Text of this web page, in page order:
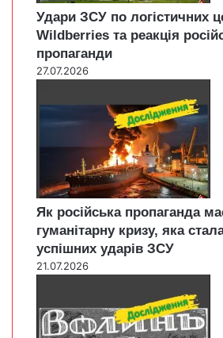
Удари ЗСУ по логістичних
Wildberries та реакція
пропаганди
27.07.2026
Як російська пропаганда
гуманітарну кризу, яка
успішних ударів ЗСУ
21.07.2026